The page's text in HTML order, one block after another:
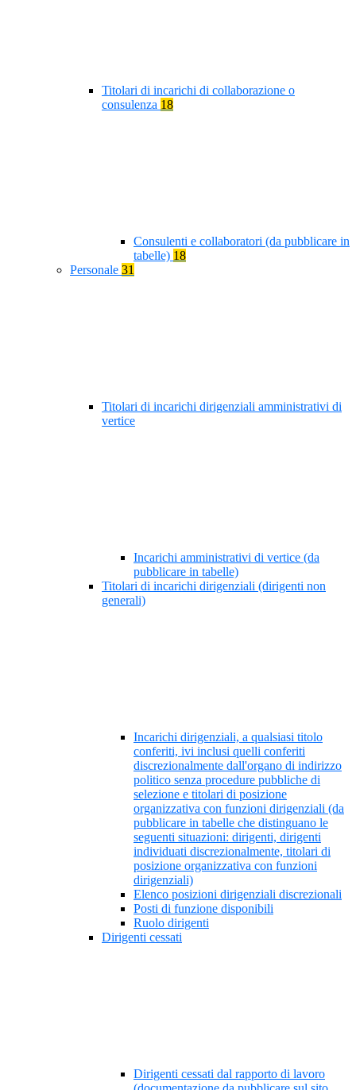
Titolari di incarichi di collaborazione o
consulenza 18
Consulenti e collaboratori (da pubblicare in
tabelle) 18
Personale 31
Titolari di incarichi dirigenziali amministrativi di
vertice
Incarichi amministrativi di vertice (da
pubblicare in tabelle)
Titolari di incarichi dirigenziali (dirigenti non
generali)
Incarichi dirigenziali, a qualsiasi titolo
conferiti, ivi inclusi quelli conferiti
discrezionalmente dall'organo di indirizzo
politico senza procedure pubbliche di
selezione e titolari di posizione
organizzativa con funzioni dirigenziali (da
pubblicare in tabelle che distinguano le
seguenti situazioni: dirigenti, dirigenti
individuati discrezionalmente, titolari di
posizione organizzativa con funzioni
dirigenziali)
Elenco posizioni dirigenziali discrezionali
Posti di funzione disponibili
Ruolo dirigenti
Dirigenti cessati
Dirigenti cessati dal rapporto di lavoro